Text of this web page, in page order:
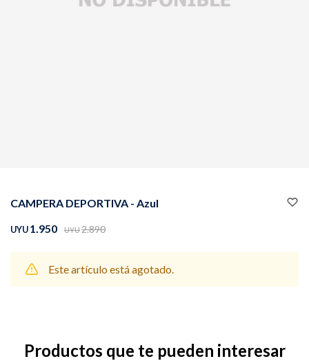
CAMPERA DEPORTIVA - Azul
UYU1.950 UYU2.890
Este artículo está agotado.
Productos que te pueden interesar
Camperas Chalecos